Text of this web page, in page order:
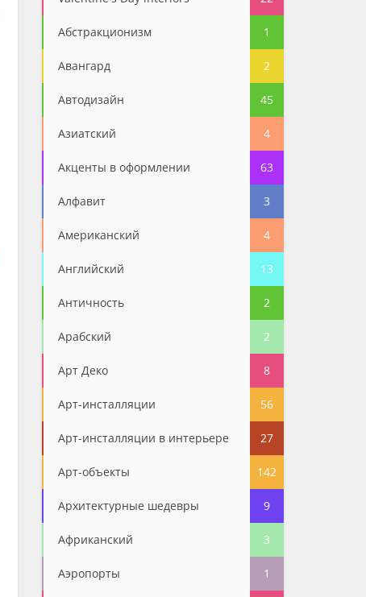
Абстракционизм 1
Авангард 2
Автодизайн 45
Азиатский 4
Акценты в оформлении 63
Алфавит 3
Американский 4
Английский 13
Античность 2
Арабский 2
Арт Деко 8
Арт-инсталляции 56
Арт-инсталляции в интерьере 27
Арт-объекты 142
Архитектурные шедевры 9
Африканский 3
Аэропорты 1